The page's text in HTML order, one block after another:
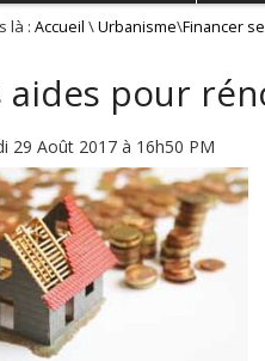
là : Accueil \Urbanisme\Financer
aides pour
29 Août 2017 à 16h50 PM